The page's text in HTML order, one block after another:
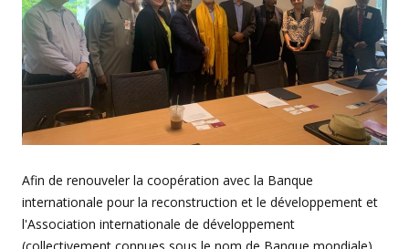
Afin de renouveler la coopération avec la Banque
internationale pour la reconstruction et le développement et
l'Association internationale de développement
(collectivement connues sous le nom de Banque mondiale),